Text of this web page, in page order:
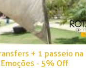
+ 1 passeio na
Emoções - 5% Off